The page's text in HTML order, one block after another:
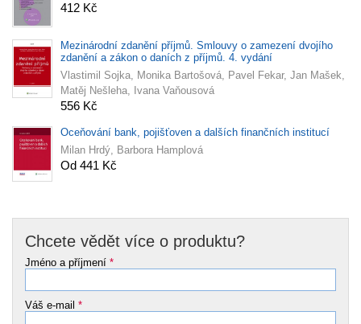
412 Kč
Mezinárodní zdanění příjmů. Smlouvy o zamezení dvojího
zdanění a zákon o daních z příjmů. 4. vydání
Vlastimil Sojka, Monika Bartošová, Pavel Fekar, Jan Mašek,
Matěj Nešleha, Ivana Vaňousová
556 Kč
Oceňování bank, pojišťoven a dalších finančních institucí
Milan Hrdý, Barbora Hamplová
Od 441 Kč
Chcete vědět více o produktu?
Jméno a příjmení *
Váš e-mail *